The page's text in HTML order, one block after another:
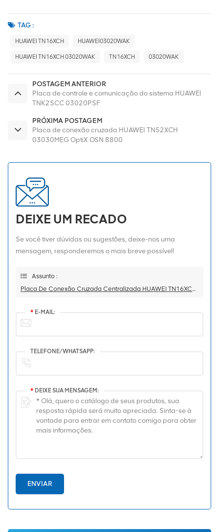
TAG :
HUAWEI TN16XCH HUAWEI03020WAK
HUAWEI TN16XCH 03020WAK TN16XCH 03020WAK
POSTAGEM ANTERIOR
Placa de controle e comunicação do sistema HUAWEI
TNK2SCC 03020PSF
PRÓXIMA POSTAGEM
Placa de conexão cruzada HUAWEI TN52XCH
03030MEG OptiX OSN 8800
DEIXE UM RECADO
Se você tiver dúvidas ou sugestões, deixe-nos uma
mensagem, responderemos o mais breve possível!
Assunto :
Placa De Conexão Cruzada Centralizada HUAWEI TN16XCH 03020WAK OSN8800 T16
* E-MAIL:
TELEFONE/WHATSAPP:
* DEIXE SUA MENSAGEM:
ENVIAR